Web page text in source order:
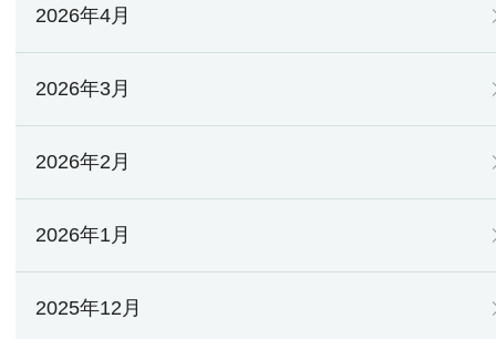
2026年4月
2026年3月
2026年2月
2026年1月
2025年12月